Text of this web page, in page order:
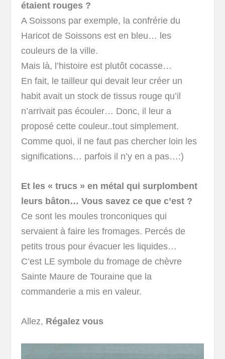
étaient rouges ?
A Soissons par exemple, la confrérie du
Haricot de Soissons est en bleu… les
couleurs de la ville.
Mais là, l’histoire est plutôt cocasse…
En fait, le tailleur qui devait leur créer un
habit avait un stock de tissus rouge qu’il
n’arrivait pas écouler… Donc, il leur a
proposé cette couleur..tout simplement.
Comme quoi, il ne faut pas chercher loin les
significations… parfois il n’y en a pas…:)
Et les « trucs » en métal qui surplombent
leurs bâton… Vous savez ce que c’est ?
Ce sont les moules tronconiques qui
servaient à faire les fromages. Percés de
petits trous pour évacuer les liquides…
C’est LE symbole du fromage de chèvre
Sainte Maure de Touraine que la
commanderie a mis en valeur.
Allez, Régalez vous